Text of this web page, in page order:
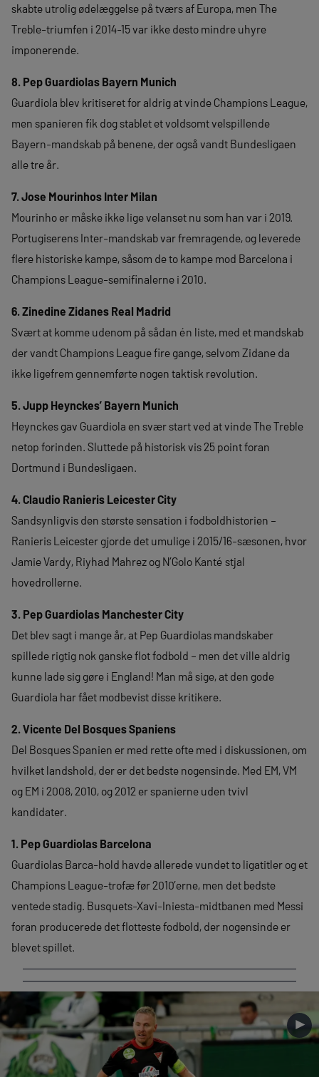
skabte utrolig ødelæggelse på tværs af Europa, men The
Treble-triumfen i 2014-15 var ikke desto mindre uhyre
imponerende.
8. Pep Guardiolas Bayern Munich
Guardiola blev kritiseret for aldrig at vinde Champions League,
men spanieren fik dog stablet et voldsomt velspillende
Bayern-mandskab på benene, der også vandt Bundesligaen
alle tre år.
7. Jose Mourinhos Inter Milan
Mourinho er måske ikke lige velanset nu som han var i 2019.
Portugiserens Inter-mandskab var fremragende, og leverede
flere historiske kampe, såsom de to kampe mod Barcelona i
Champions League-semifinalerne i 2010.
6. Zinedine Zidanes Real Madrid
Svært at komme udenom på sådan én liste, med et mandskab
der vandt Champions League fire gange, selvom Zidane da
ikke ligefrem gennemførte nogen taktisk revolution.
5. Jupp Heynckes’ Bayern Munich
Heynckes gav Guardiola en svær start ved at vinde The Treble
netop forinden. Sluttede på historisk vis 25 point foran
Dortmund i Bundesligaen.
4. Claudio Ranieris Leicester City
Sandsynligvis den største sensation i fodboldhistorien –
Ranieris Leicester gjorde det umulige i 2015/16-sæsonen, hvor
Jamie Vardy, Riyhad Mahrez og N’Golo Kanté stjal
hovedrollerne.
3. Pep Guardiolas Manchester City
Det blev sagt i mange år, at Pep Guardiolas mandskaber
spillede rigtig nok ganske flot fodbold – men det ville aldrig
kunne lade sig gøre i England! Man må sige, at den gode
Guardiola har fået modbevist disse kritikere.
2. Vicente Del Bosques Spaniens
Del Bosques Spanien er med rette ofte med i diskussionen, om
hvilket landshold, der er det bedste nogensinde. Med EM, VM
og EM i 2008, 2010, og 2012 er spanierne uden tvivl
kandidater.
1. Pep Guardiolas Barcelona
Guardiolas Barca-hold havde allerede vundet to ligatitler og et
Champions League-trofæ før 2010’erne, men det bedste
ventede stadig. Busquets-Xavi-Iniesta-midtbanen med Messi
foran producerede det flotteste fodbold, der nogensinde er
blevet spillet.
►